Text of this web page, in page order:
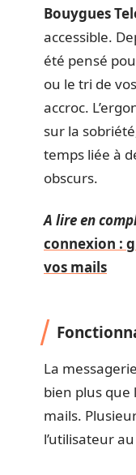
Bouygues
accessible.
été pensé
ou le tri de
accroc.
sur la
temps liée à
obscurs.
A lire en
connexion :
vos mails
La
bien plus que
mails.
l’utilisateur